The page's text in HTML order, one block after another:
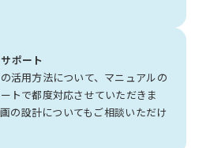
ポート
活用方法について、マニュアルの
トで都度対応させていただきま
の設計についてもご相談いただけ